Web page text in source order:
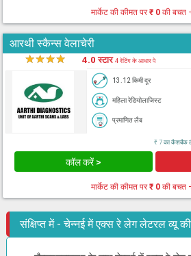
मार्केट की कीमत पर₹ 0की बचत
आरथी स्कैन्स वेलाचेरी
★★★★ 4.0 स्टार4 रेटिंग के आधार पे
13.12 किमी दूर
महिला रेडियोलाजिस्ट
प्रमाणित लैब
₹ 7 का कैशबैक
कॉल करें >
मार्केट की कीमत पर₹ 0की बचत
संक्षिप्त में - चेन्नई में एक्स रे लेग लेटरल व्यू